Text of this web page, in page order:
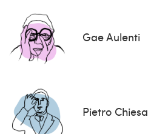
Gae Aulenti
Pietro Chiesa